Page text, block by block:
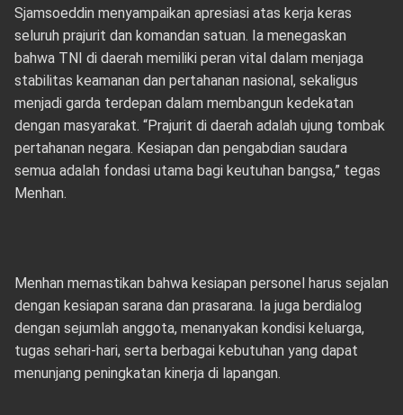
Sjamsoeddin menyampaikan apresiasi atas kerja keras
seluruh prajurit dan komandan satuan. Ia menegaskan
bahwa TNI di daerah memiliki peran vital dalam menjaga
stabilitas keamanan dan pertahanan nasional, sekaligus
menjadi garda terdepan dalam membangun kedekatan
dengan masyarakat. “Prajurit di daerah adalah ujung tombak
pertahanan negara. Kesiapan dan pengabdian saudara
semua adalah fondasi utama bagi keutuhan bangsa,” tegas
Menhan.
Menhan memastikan bahwa kesiapan personel harus sejalan
dengan kesiapan sarana dan prasarana. Ia juga berdialog
dengan sejumlah anggota, menanyakan kondisi keluarga,
tugas sehari-hari, serta berbagai kebutuhan yang dapat
menunjang peningkatan kinerja di lapangan.